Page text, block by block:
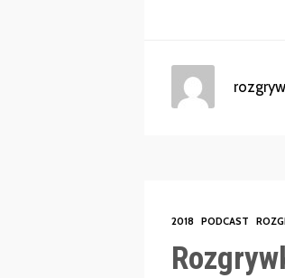
2018 PODCAST